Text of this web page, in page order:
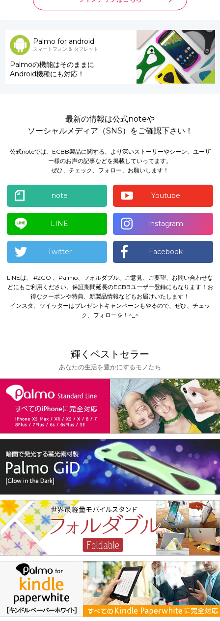
Palmo for android
スマートフォン & タブレット
Palmoの機能はそのままに
Android機種にも対応！
最新の情報は公式noteや
ソーシャルメディア（SNS）をご確認下さい！
公式noteでは、ECBB製品に関する、より深いストーリーやシーン、ユーザ
ー様のお声の記事などを掲載していってます。
ぜひ、チェック、フォロー、お願いします！
note Youtube
LINE Instagram
Twitter Facebook
LINEは、 #2GO 、Palmo、フォルダブル、ご意見、ご要望、お問い合わせな
どにもご利用ください。 保証期間延長のECBBユーザー登録にもなります！ お
得なクーポンや特典、新製品情報などもお届けいたします！
インスタ、ツイッターはプレゼントキャンペーンもやるので、ぜひ、チェッ
ク、フォローを！^_^
輝くベストセラー
あなたの生活を豊かにするモノたち